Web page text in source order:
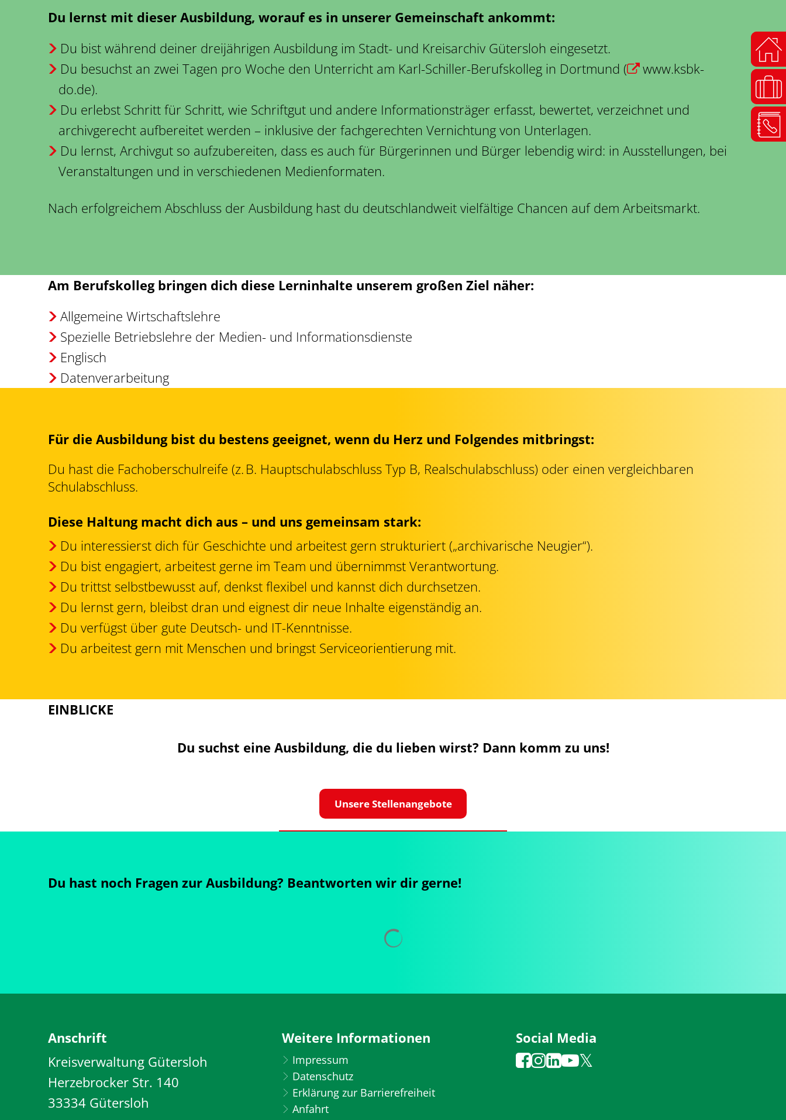
Du lernst mit dieser Ausbildung, worauf es in unserer Gemeinschaft ankommt:
Du bist während deiner dreijährigen Ausbildung im Stadt- und Kreisarchiv Gütersloh eingesetzt.
Du besuchst an zwei Tagen pro Woche den Unterricht am Karl-Schiller-Berufskolleg in Dortmund (
www.ksbk-
do.de).
Du erlebst Schritt für Schritt, wie Schriftgut und andere Informationsträger erfasst, bewertet, verzeichnet und
archivgerecht aufbereitet werden – inklusive der fachgerechten Vernichtung von Unterlagen.
Du lernst, Archivgut so aufzubereiten, dass es auch für Bürgerinnen und Bürger lebendig wird: in Ausstellungen, bei
Veranstaltungen und in verschiedenen Medienformaten.
Nach erfolgreichem Abschluss der Ausbildung hast du deutschlandweit vielfältige Chancen auf dem Arbeitsmarkt.
Am Berufskolleg bringen dich diese Lerninhalte unserem großen Ziel näher:
Allgemeine Wirtschaftslehre
Spezielle Betriebslehre der Medien- und Informationsdienste
Englisch
Datenverarbeitung
Für die Ausbildung bist du bestens geeignet, wenn du Herz und Folgendes mitbringst:
Du hast die Fachoberschulreife (z. B. Hauptschulabschluss Typ B, Realschulabschluss) oder einen vergleichbaren
Schulabschluss.
Diese Haltung macht dich aus – und uns gemeinsam stark:
Du interessierst dich für Geschichte und arbeitest gern strukturiert („archivarische Neugier“).
Du bist engagiert, arbeitest gerne im Team und übernimmst Verantwortung.
Du trittst selbstbewusst auf, denkst flexibel und kannst dich durchsetzen.
Du lernst gern, bleibst dran und eignest dir neue Inhalte eigenständig an.
Du verfügst über gute Deutsch- und IT-Kenntnisse.
Du arbeitest gern mit Menschen und bringst Serviceorientierung mit.
EINBLICKE
Du suchst eine Ausbildung, die du lieben wirst? Dann komm zu uns!
Unsere Stellenangebote
Du hast noch Fragen zur Ausbildung? Beantworten wir dir gerne!
Anschrift
Kreisverwaltung Gütersloh
Herzebrocker Str. 140
33334 Gütersloh
Weitere Informationen
Impressum
Datenschutz
Erklärung zur Barrierefreiheit
Anfahrt
Social Media